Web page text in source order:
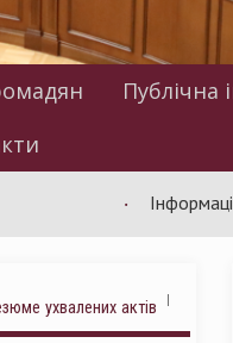
Публічна
Інформація
ухвалених актів